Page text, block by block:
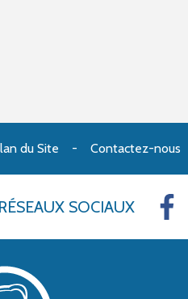
du Site Contactez-nous
SOCIAUX